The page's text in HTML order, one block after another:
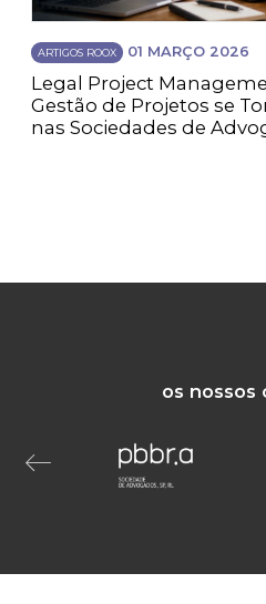
ARTIGOS ROOX 01 MARÇO 2026
Legal Project
Gestão de Projetos se
nas Sociedades de
os nossos